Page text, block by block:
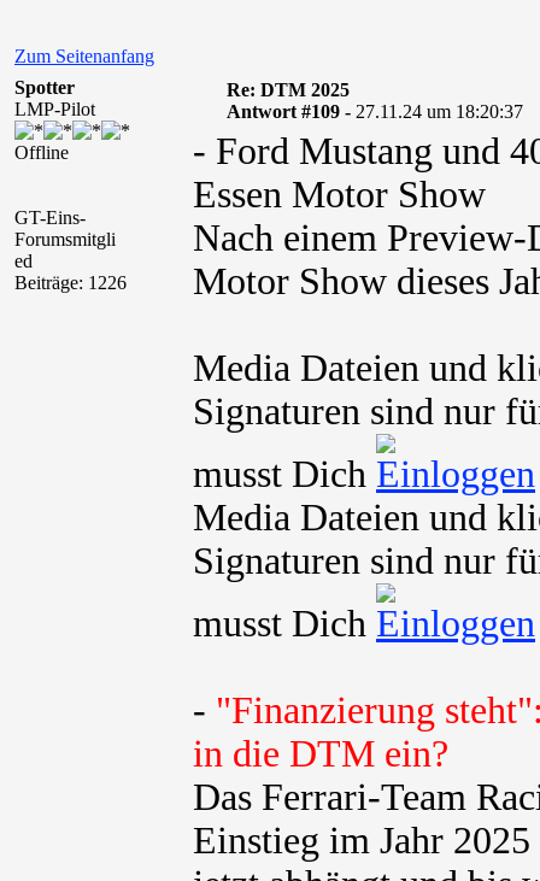
Zum Seitenanfang
Spotter
LMP-Pilot
Offline
GT-Eins-
Forumsmitgli
ed
Beiträge: 1226
Re: DTM 2025
Antwort #109 - 27.11.24 um 18:20:37
- Ford Mustang und
Essen Motor Show
Nach einem
Motor Show dieses
Media Dateien und
Signaturen sind nur
musst Dich
Media Dateien und
Signaturen sind nur
musst Dich
- "Finanzierung
in die DTM ein?
Das Ferrari-Team
Einstieg im Jahr